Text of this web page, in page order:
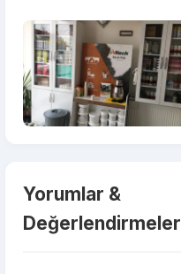
Yorumlar &
Değerlendirmeler